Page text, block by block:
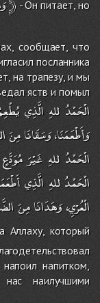
- Он питает, но
сообщает, что
посланника
на трапезу, и мы
яств и помыл
الْحَمْدُ للهِ الَّذِي
وَأَطْعَمَنَا،وَسَقَانَامِنَ
الْحَمْدُ للهِ غَيْرَ مُوَدَّعٍ
الْحَمْدُ للهِ الَّذِي
الْعُرْيِ،وَهَدَانَامِنَ
Аллаху, который
напитком,
наилучшими